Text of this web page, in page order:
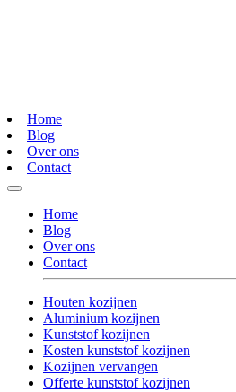
Home
Blog
Over ons
Contact
Home
Blog
Over ons
Contact
Houten kozijnen
Aluminium kozijnen
Kunststof kozijnen
Kosten kunststof kozijnen
Kozijnen vervangen
Offerte kunststof kozijnen